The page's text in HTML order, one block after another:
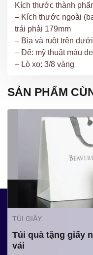
Kích thước thành
– Kích thước ngoài
trái phải 179mm
– Bìa và ruột trên
– Đế: mỹ thuật màu
– Lò xo: 3/8 vàng
SẢN PHẨM
TÚI GIẤY
Túi quà tặng giấy
vải